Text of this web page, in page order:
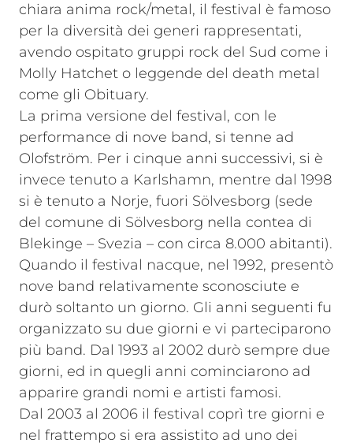
chiara anima rock/metal, il festival è famoso
per la diversità dei generi rappresentati,
avendo ospitato gruppi rock del Sud come i
Molly Hatchet o leggende del death metal
come gli Obituary.
La prima versione del festival, con le
performance di nove band, si tenne ad
Olofström. Per i cinque anni successivi, si è
invece tenuto a Karlshamn, mentre dal 1998
si è tenuto a Norje, fuori Sölvesborg (sede
del comune di Sölvesborg nella contea di
Blekinge – Svezia – con circa 8.000 abitanti).
Quando il festival nacque, nel 1992, presentò
nove band relativamente sconosciute e
durò soltanto un giorno. Gli anni seguenti fu
organizzato su due giorni e vi parteciparono
più band. Dal 1993 al 2002 durò sempre due
giorni, ed in quegli anni cominciarono ad
apparire grandi nomi e artisti famosi.
Dal 2003 al 2006 il festival coprì tre giorni e
nel frattempo si era assistito ad uno dei